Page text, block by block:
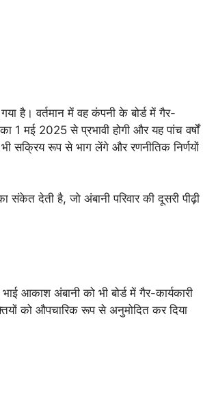
है। वर्तमान में वह कंपनी के बोर्ड में गैर-
मई 2025 से प्रभावी होगी और यह पांच वर्षों
रूप से भाग लेंगे और रणनीतिक निर्णयों
देती है, जो अंबानी परिवार की दूसरी पीढ़ी
आकाश अंबानी को भी बोर्ड में गैर-कार्यकारी
को औपचारिक रूप से अनुमोदित कर दिया